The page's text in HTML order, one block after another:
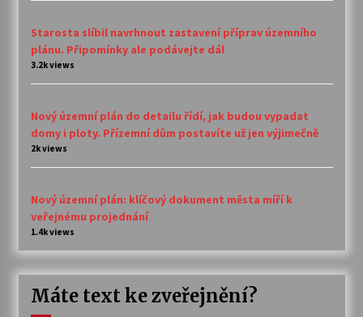
Starosta slíbil navrhnout zastavení příprav územního
plánu. Připomínky ale podávejte dál
3.2k views
Nový územní plán do detailu řídí, jak budou vypadat
domy i ploty. Přízemní dům postavíte už jen výjimečně
2k views
Nový územní plán: klíčový dokument města míří k
veřejnému projednání
1.4k views
Máte text ke zveřejnění?